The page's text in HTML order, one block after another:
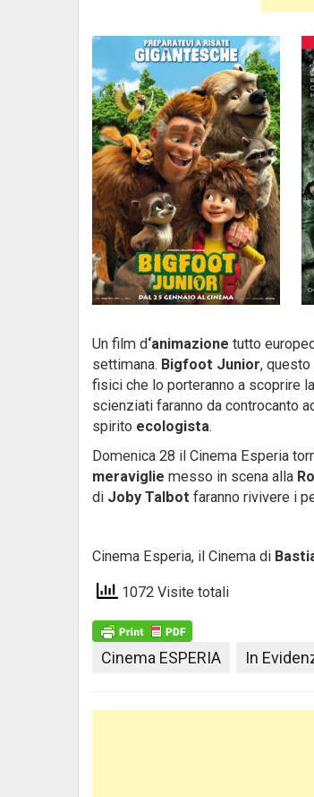
Un film d‘animazione tutto
settimana. Bigfoot Junior,
fisici che lo porteranno a scoprire la
scienziati faranno da controcanto
spirito ecologista.
Domenica 28 il Cinema Esperia
meraviglie messo in scena alla
di Joby Talbot faranno rivivere i
Cinema Esperia, il Cinema di
1072 Visite totali
Cinema ESPERIA In